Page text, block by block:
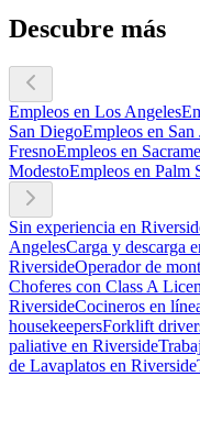
Descubre más
Empleos en Los Angeles
San DiegoEmpleos en San
FresnoEmpleos en
ModestoEmpleos en Palm
Sin experiencia en
AngelesCarga y descarga
RiversideOperador de
Choferes con Class A
RiversideCocineros en
housekeepersForklift
paliative en Riverside
de Lavaplatos en Riverside